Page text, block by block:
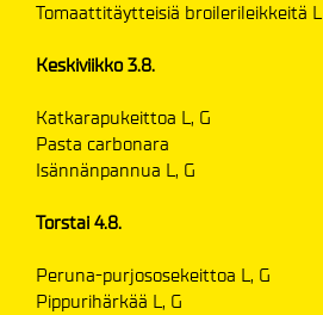
Tomaattitäytteisiä broilerileikkeitä L
Keskiviikko 3.8.
Katkarapukeittoa L, G
Pasta carbonara
Isännänpannua L, G
Torstai 4.8.
Peruna-purjososekeittoa L, G
Pippurihärkää L, G